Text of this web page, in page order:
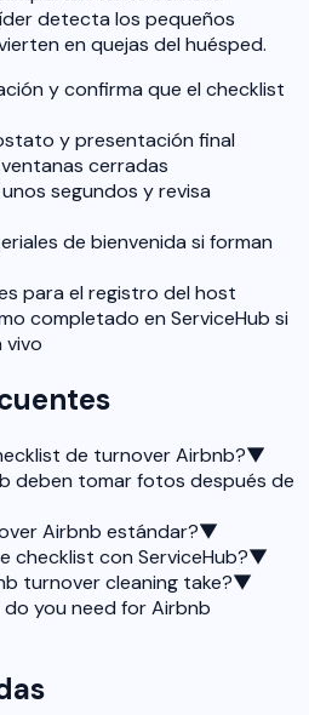
detecta los pequeños
en quejas del huésped.
y confirma que el checklist
y presentación final
cerradas
segundos y revisa
de bienvenida si forman
para el registro del host
completado en ServiceHub si
vivo
de turnover Airbnb?▼
deben tomar fotos después de
Airbnb estándar?▼
checklist con ServiceHub?▼
turnover cleaning take?▼
you need for Airbnb